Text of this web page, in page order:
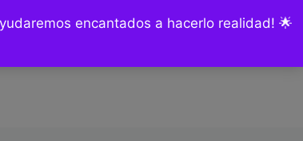
encantados a hacerlo realidad! 🌟